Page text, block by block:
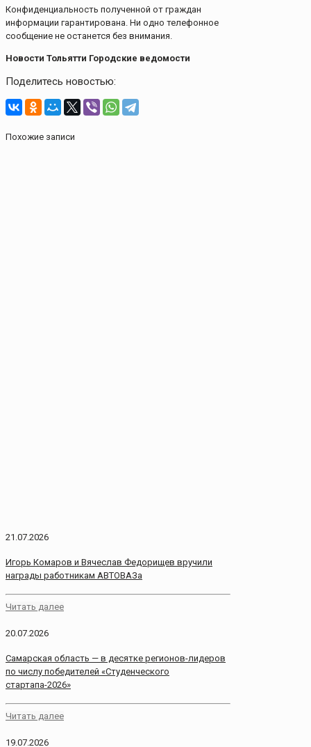
Конфиденциальность полученной от граждан
информации гарантирована. Ни одно телефонное
сообщение не останется без внимания.
Новости Тольятти Городские ведомости
Поделитесь новостью:
Похожие записи
21.07.2026
Игорь Комаров и Вячеслав Федорищев вручили
награды работникам АВТОВАЗа
Читать далее
20.07.2026
Самарская область — в десятке регионов-лидеров
по числу победителей «Студенческого
стартапа-2026»
Читать далее
19.07.2026